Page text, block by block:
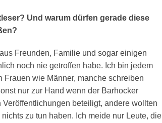
Und warum dürfen gerade diese
Freunden, Familie und sogar einigen
noch nie getroffen habe. Ich bin jedem
Frauen wie Männer, manche schreiben
nur zur Hand wenn der Barhocker
beteiligt, andere wollten
zu tun haben. Ich meide nur Leute, die